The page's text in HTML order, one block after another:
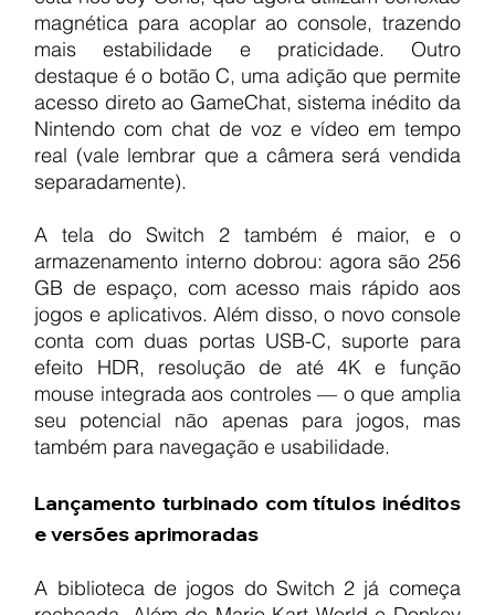
magnética para acoplar ao console, trazendo
mais estabilidade e praticidade. Outro
destaque é o botão C, uma adição que permite
acesso direto ao GameChat, sistema inédito da
Nintendo com chat de voz e vídeo em tempo
real (vale lembrar que a câmera será vendida
separadamente).
A tela do Switch 2 também é maior, e o
armazenamento interno dobrou: agora são 256
GB de espaço, com acesso mais rápido aos
jogos e aplicativos. Além disso, o novo console
conta com duas portas USB-C, suporte para
efeito HDR, resolução de até 4K e função
mouse integrada aos controles — o que amplia
seu potencial não apenas para jogos, mas
também para navegação e usabilidade.
Lançamento turbinado com títulos inéditos
e versões aprimoradas
A biblioteca de jogos do Switch 2 já começa